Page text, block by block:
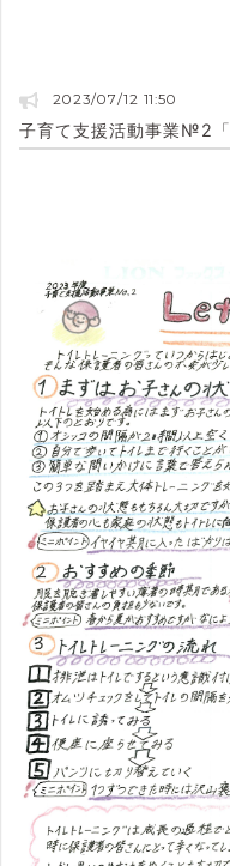
2023/07/12 11:50
子育て支援活動事業№2「